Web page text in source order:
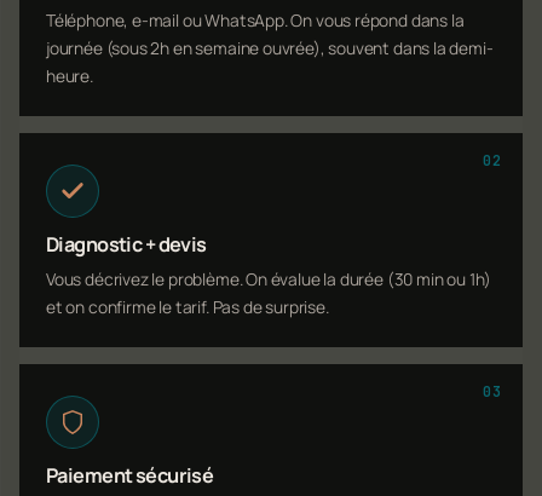
Téléphone, e-mail ou WhatsApp. On vous répond dans la
journée (sous 2h en semaine ouvrée), souvent dans la demi-
heure.
02
Diagnostic + devis
Vous décrivez le problème. On évalue la durée (30 min ou 1h)
et on confirme le tarif. Pas de surprise.
03
Paiement sécurisé